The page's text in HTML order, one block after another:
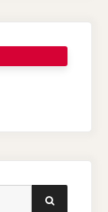
SEARCH